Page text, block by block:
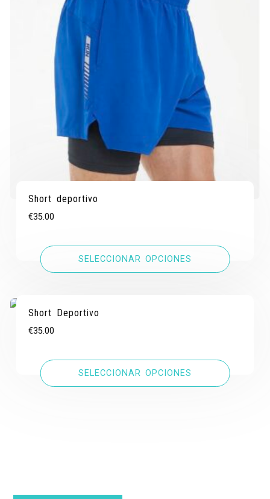
Short deportivo
€35.00
SELECCIONAR OPCIONES
Short Deportivo
€35.00
SELECCIONAR OPCIONES